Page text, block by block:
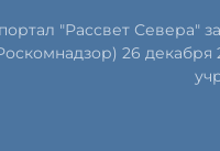
"Рассвет Севера"
26